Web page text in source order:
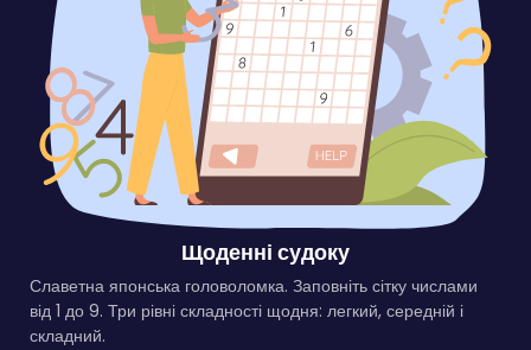
Щоденні судоку
Славетна японська головоломка. Заповніть сітку числами
від 1 до 9. Три рівні складності щодня: легкий, середній і
складний.